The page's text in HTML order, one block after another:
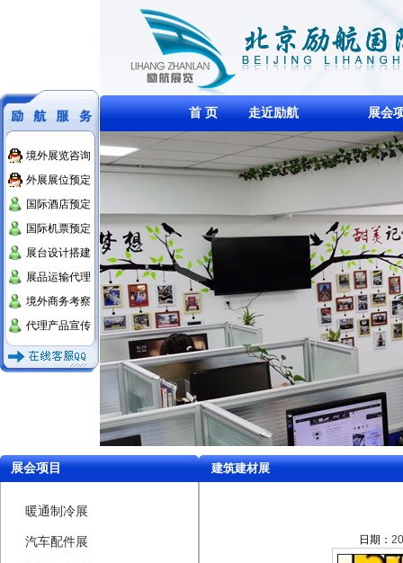
境外展览咨询
外展展位预定
国际酒店预定
国际机票预定
展台设计搭建
展品运输代理
境外商务考察
代理产品宣传
首 页 走近励航 展会
展会项目
暖通制冷展
汽车配件展
建筑建材展
日期：